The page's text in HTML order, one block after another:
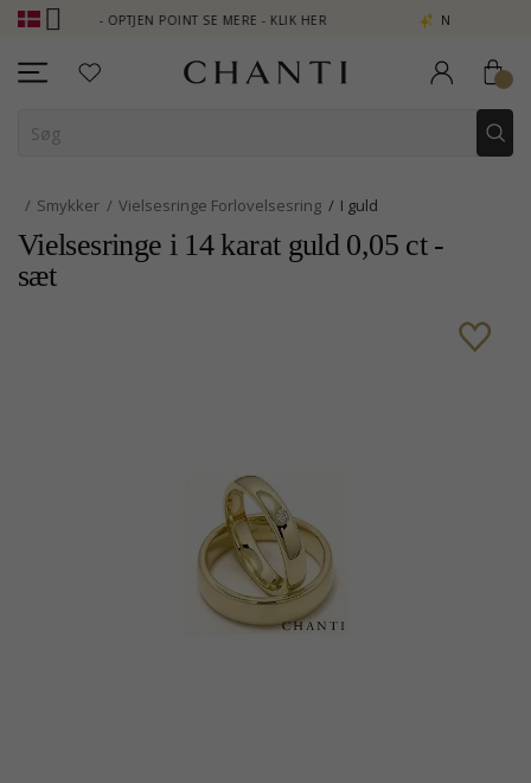
- OPTJEN POINT SE MERE - KLIK HER NEW COLLECTION | AURA
Smykker Vielsesringe Forlovelsesring I guld
Vielsesringe i 14 karat guld 0,05 ct -
sæt